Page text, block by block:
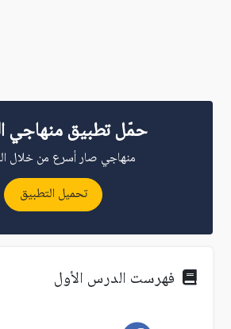
حمّل تطبيق منهاجي
منهاجي صار أسرع من خلال
تحميل التطبيق
فهرست الدرس الأول